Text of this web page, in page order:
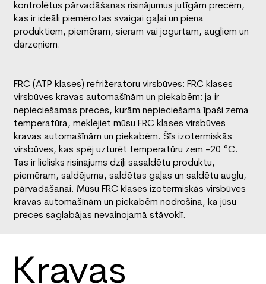
kontrolētus pārvadāšanas risinājumus jutīgām precēm,
kas ir ideāli piemērotas svaigai gaļai un piena
produktiem, piemēram, sieram vai jogurtam, augļiem un
dārzeņiem.
FRC (ATP klases) refrižeratoru virsbūves: FRC klases
virsbūves kravas automašīnām un piekabēm: ja ir
nepieciešamas preces, kurām nepieciešama īpaši zema
temperatūra, meklējiet mūsu FRC klases virsbūves
kravas automašīnām un piekabēm. Šīs izotermiskās
virsbūves, kas spēj uzturēt temperatūru zem -20 °C.
Tas ir lielisks risinājums dziļi sasaldētu produktu,
piemēram, saldējuma, saldētas gaļas un saldētu augļu,
pārvadāšanai. Mūsu FRC klases izotermiskās virsbūves
kravas automašīnām un piekabēm nodrošina, ka jūsu
preces saglabājas nevainojamā stāvoklī.
Kravas